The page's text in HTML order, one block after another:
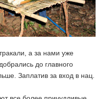
а за нами уже
до главного
Заплатив за вход в нац.